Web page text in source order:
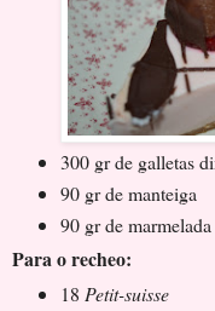
300 gr de galletas
90 gr de manteiga
90 gr de marmelada
Para o recheo:
18 Petit-suisse